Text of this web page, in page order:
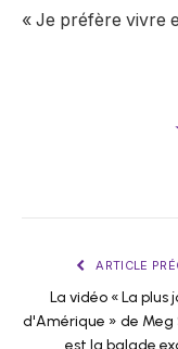
« Je préfère vivre
ARTICLE
La vidéo « La plus
d'Amérique » de
est la balade